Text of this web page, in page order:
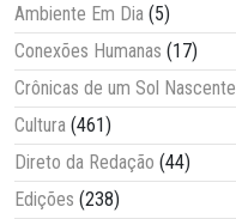
Ambiente Em Dia (5)
Conexões Humanas (17)
Crônicas de um Sol Nascente
Cultura (461)
Direto da Redação (44)
Edições (238)